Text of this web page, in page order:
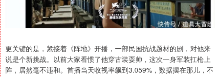
更关键的是，紧接着《阵地》开播，一部民国抗战题材的剧，对他来
说是个新挑战。以前大家看惯了他穿古装耍帅，这次一身军装扛枪上
阵，居然毫不违和。首播当天收视率飙到3.059%，数据摆在那儿，不